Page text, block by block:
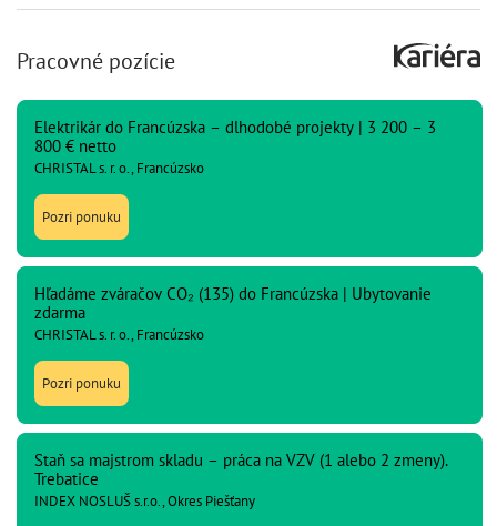
Pracovné pozície
Elektrikár do Francúzska – dlhodobé projekty | 3 200 – 3
800 € netto
CHRISTAL s. r. o., Francúzsko
Pozri ponuku
Hľadáme zváračov CO₂ (135) do Francúzska | Ubytovanie
zdarma
CHRISTAL s. r. o., Francúzsko
Pozri ponuku
Staň sa majstrom skladu – práca na VZV (1 alebo 2 zmeny).
Trebatice
INDEX NOSLUŠ s.r.o., Okres Piešťany